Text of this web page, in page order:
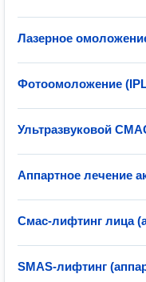
Лазерное
Фотоомоложение
Ультразвуковой
Аппартное лечение
Смас-лифтинг лица
SMAS-лифтинг